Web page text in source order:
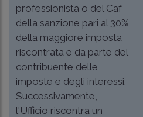
professionista o del Caf
della sanzione pari al 30%
della maggiore imposta
riscontrata e da parte del
contribuente delle
imposte e degli interessi.
Successivamente,
l'Ufficio riscontra un